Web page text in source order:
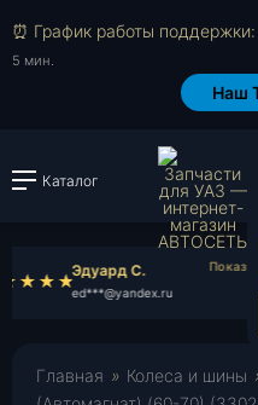
⏰ График работы
5 мин.
Наш
Каталог Войти
Эдуард С.
ed***@yandex.ru
Главная » Колеса и шины